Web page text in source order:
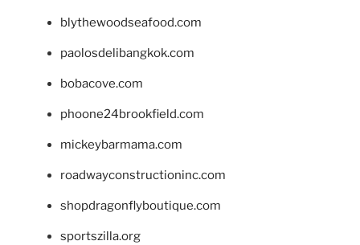
blythewoodseafood.com
paolosdelibangkok.com
bobacove.com
phoone24brookfield.com
mickeybarmama.com
roadwayconstructioninc.com
shopdragonflyboutique.com
sportszilla.org